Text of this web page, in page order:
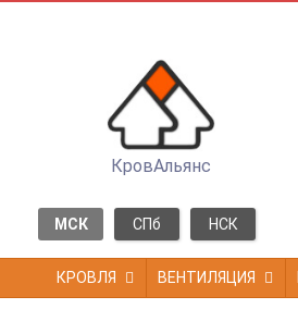
КровАльянс
МСК СПб НСК
КРОВЛЯ ВЕНТИЛЯЦИЯ